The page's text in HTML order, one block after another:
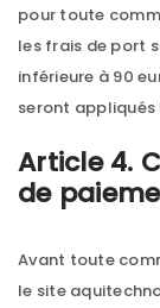
pour toute
les frais de port
inférieure à 90
seront
Article 4.
de
Avant toute
le site